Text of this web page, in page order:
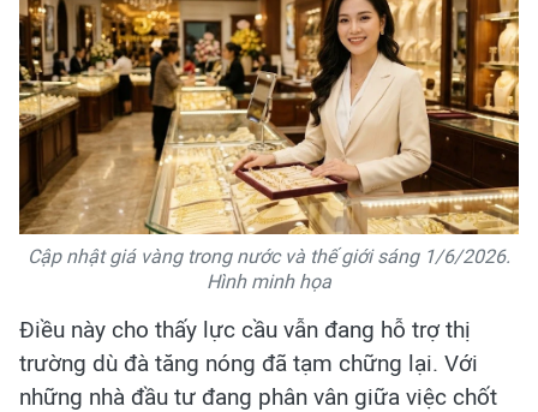
Cập nhật giá vàng trong nước và thế giới sáng 1/6/2026.
Hình minh họa
Điều này cho thấy lực cầu vẫn đang hỗ trợ thị
trường dù đà tăng nóng đã tạm chững lại. Với
những nhà đầu tư đang phân vân giữa việc chốt